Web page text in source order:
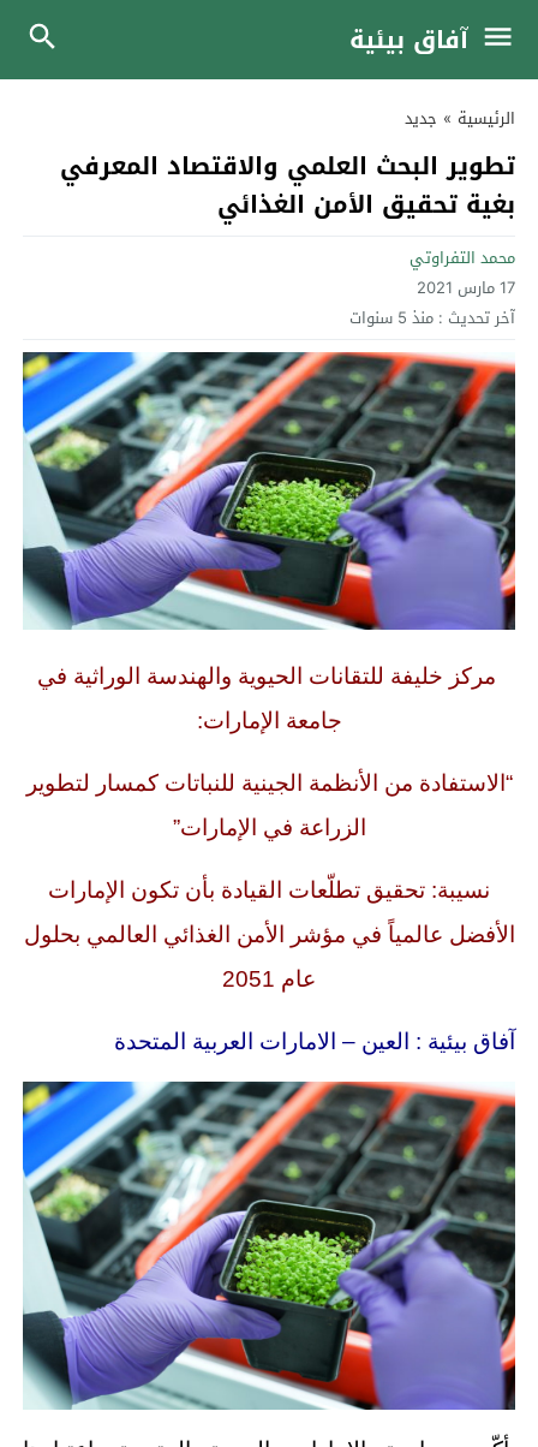
آفاق بيئية
الرئيسية » جديد
تطوير البحث العلمي والاقتصاد المعرفي
بغية تحقيق الأمن الغذائي
محمد التفراوتي
17 مارس 2021
آخر تحديث : منذ 5 سنوات
مركز خليفة للتقانات الحيوية والهندسة الوراثية في
جامعة الإمارات:
“الاستفادة من الأنظمة الجينية للنباتات كمسار لتطوير
الزراعة في الإمارات”
نسيبة: تحقيق تطلّعات القيادة بأن تكون الإمارات
الأفضل عالمياً في مؤشر الأمن الغذائي العالمي بحلول
عام 2051
آفاق بيئية : العين – الامارات العربية المتحدة